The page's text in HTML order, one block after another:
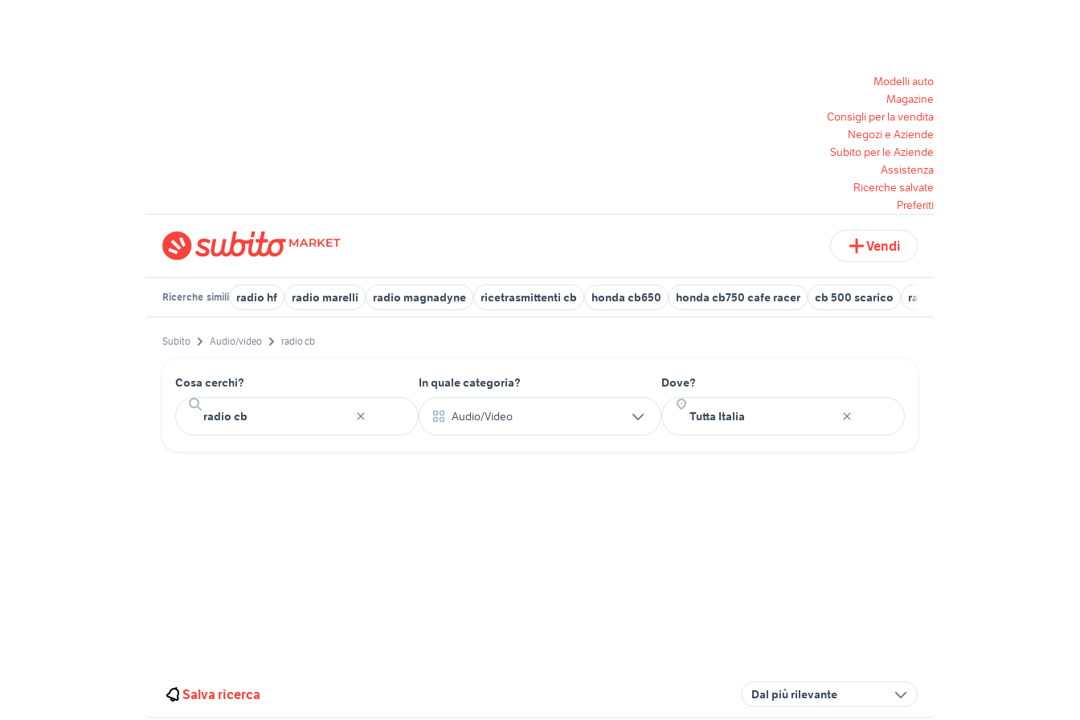
Modelli auto
Magazine
Consigli per la vendita
Negozi e Aziende
Subito per le Aziende
Assistenza
Ricerche salvate
Preferiti
Vendi
Ricerche simili radio hf radio marelli radio magnadyne ricetrasmittenti cb honda cb650 honda cb750 cafe racer cb 500 scarico radio peugeot 208
Subito Audio/video radio cb
Cosa cerchi? In quale categoria?
Audio/Video
Dove?
Salva ricerca Dal più rilevante